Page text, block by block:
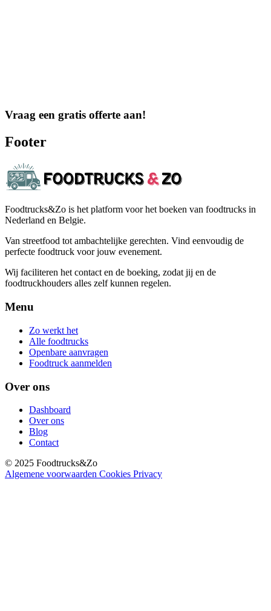
Vraag een gratis offerte aan!
Footer
Foodtrucks&Zo is het platform voor het boeken van foodtrucks in
Nederland en Belgie.
Van streetfood tot ambachtelijke gerechten. Vind eenvoudig de
perfecte foodtruck voor jouw evenement.
Wij faciliteren het contact en de boeking, zodat jij en de
foodtruckhouders alles zelf kunnen regelen.
Menu
Zo werkt het
Alle foodtrucks
Openbare aanvragen
Foodtruck aanmelden
Over ons
Dashboard
Over ons
Blog
Contact
© 2025 Foodtrucks&Zo
Algemene voorwaarden Cookies Privacy